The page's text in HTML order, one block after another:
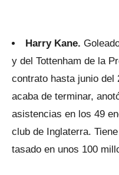
Harry Kane.
y del Tottenham de la
contrato hasta junio del
acaba de terminar,
asistencias en los 49
club de Inglaterra.
tasado en unos 100